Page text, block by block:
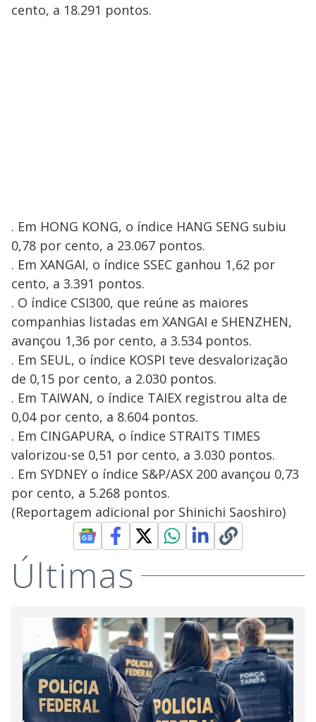
cento, a 18.291 pontos.
. Em HONG KONG, o índice HANG SENG subiu
0,78 por cento, a 23.067 pontos.
. Em XANGAI, o índice SSEC ganhou 1,62 por
cento, a 3.391 pontos.
. O índice CSI300, que reúne as maiores
companhias listadas em XANGAI e SHENZHEN,
avançou 1,36 por cento, a 3.534 pontos.
. Em SEUL, o índice KOSPI teve desvalorização
de 0,15 por cento, a 2.030 pontos.
. Em TAIWAN, o índice TAIEX registrou alta de
0,04 por cento, a 8.604 pontos.
. Em CINGAPURA, o índice STRAITS TIMES
valorizou-se 0,51 por cento, a 3.030 pontos.
. Em SYDNEY o índice S&P/ASX 200 avançou 0,73
por cento, a 5.268 pontos.
(Reportagem adicional por Shinichi Saoshiro)
Últimas